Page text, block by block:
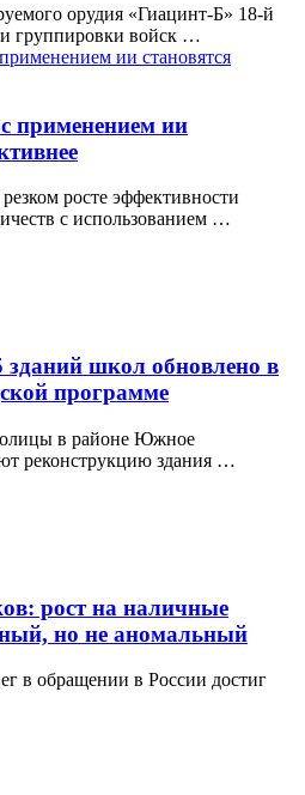
орудия «Гиацинт-Б» 18-й
группировки войск …
применением ии
росте эффективности
с использованием …
школ обновлено в
программе
в районе Южное
реконструкцию здания …
рост на наличные
но не аномальный
в обращении в России достиг